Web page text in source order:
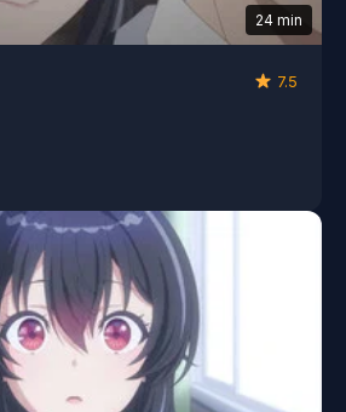
24 min
7.5